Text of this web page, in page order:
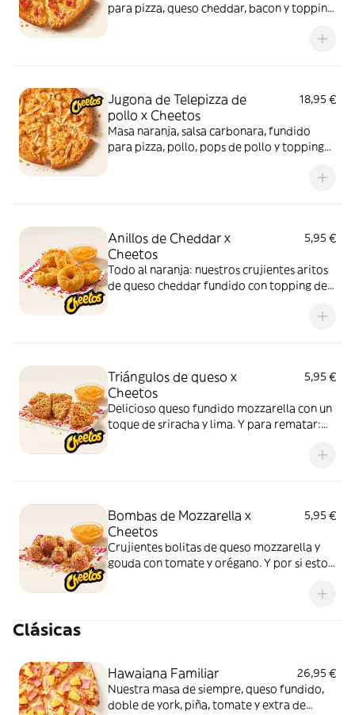
para pizza, queso cheddar, bacon y topping
Jugona de Telepizza de
pollo x Cheetos
18,95 €
Masa naranja, salsa carbonara, fundido
para pizza, pollo, pops de pollo y topping
Anillos de Cheddar x
Cheetos
5,95 €
Todo al naranja: nuestros crujientes aritos
de queso cheddar fundido con topping de
Triángulos de queso x
Cheetos
5,95 €
Delicioso queso fundido mozzarella con un
toque de sriracha y lima. Y para rematar:
acompañados de nuestra salsa Quesabrosa.
Bombas de Mozzarella x
Cheetos
5,95 €
Crujientes bolitas de queso mozzarella y
gouda con tomate y orégano. Y por si esto
de Cheetos acompañado de nuestra salsa
Clásicas
Hawaiana Familiar
26,95 €
Nuestra masa de siempre, queso fundido,
doble de york, piña, tomate y extra de